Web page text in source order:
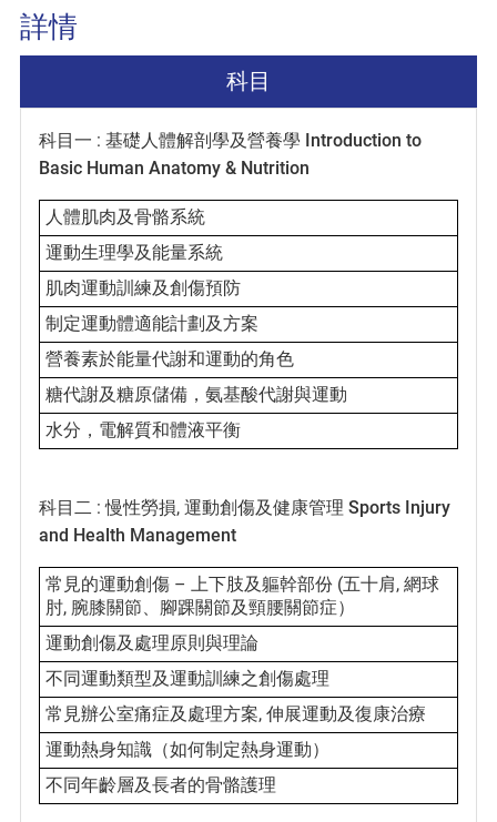
詳情
科目
科目一 : 基礎人體解剖學及營養學 Introduction to
Basic Human Anatomy & Nutrition
人體肌肉及骨骼系統
運動生理學及能量系統
肌肉運動訓練及創傷預防
制定運動體適能計劃及方案
營養素於能量代謝和運動的角色
糖代謝及糖原儲備，氨基酸代謝與運動
水分，電解質和體液平衡
科目二 : 慢性勞損, 運動創傷及健康管理 Sports Injury
and Health Management
常見的運動創傷 – 上下肢及軀幹部份 (五十肩, 網球
肘, 腕膝關節、腳踝關節及頸腰關節症）
運動創傷及處理原則與理論
不同運動類型及運動訓練之創傷處理
常見辦公室痛症及處理方案, 伸展運動及復康治療
運動熱身知識（如何制定熱身運動）
不同年齡層及長者的骨骼護理